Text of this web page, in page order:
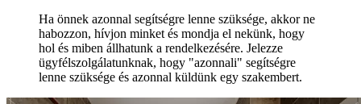
Ha önnek azonnal segítségre lenne szüksége, akkor ne
habozzon, hívjon minket és mondja el nekünk, hogy
hol és miben állhatunk a rendelkezésére. Jelezze
ügyfélszolgálatunknak, hogy "azonnali" segítségre
lenne szüksége és azonnal küldünk egy szakembert.